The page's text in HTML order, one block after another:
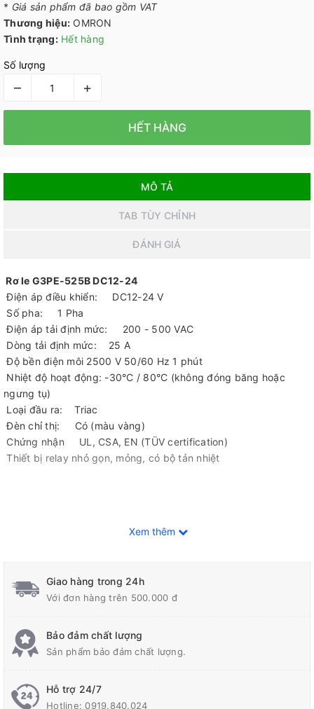
* Giá sản phẩm đã bao gồm VAT
Thương hiệu: OMRON
Tình trạng: Hết hàng
Số lượng
– +
HẾT HÀNG
MÔ TẢ
TAB TÙY CHỈNH
ĐÁNH GIÁ
Rơ le G3PE-525B DC12-24
Điện áp điều khiển: DC12-24 V
Số pha: 1 Pha
Điện áp tải định mức: 200 - 500 VAC
Dòng tải định mức: 25 A
Độ bền điện môi 2500 V 50/60 Hz 1 phút
Nhiệt độ hoạt động: -30°C / 80°C (không đóng băng hoặc
ngưng tụ)
Loại đầu ra: Triac
Đèn chỉ thị: Có (màu vàng)
Chứng nhận UL, CSA, EN (TÜV certification)
Thiết bị relay nhỏ gọn, mỏng, có bộ tản nhiệt
Xem thêm
Giao hàng trong 24h
Với đơn hàng trên 500.000 đ
Bảo đảm chất lượng
Sản phẩm bảo đảm chất lượng.
Hỗ trợ 24/7
Hotline:0919.840.024